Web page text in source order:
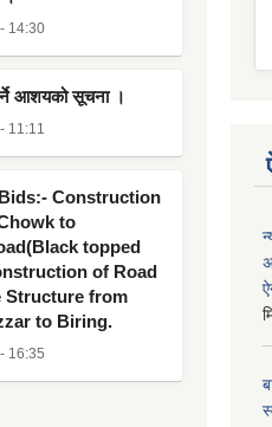
14:30
आशयको सूचना ।
11:11
Construction
to
topped
of Road
Structure from
to Biring.
16:35